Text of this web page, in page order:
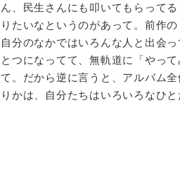
ん、民生さんにも叩いてもらって
りたいなというのがあって。前作
自分のなかではいろんな人と出会
とつになってて、無軌道に「やっ
て。だから逆に言うと、アルバム
りかは、自分たちはいろいろなひ